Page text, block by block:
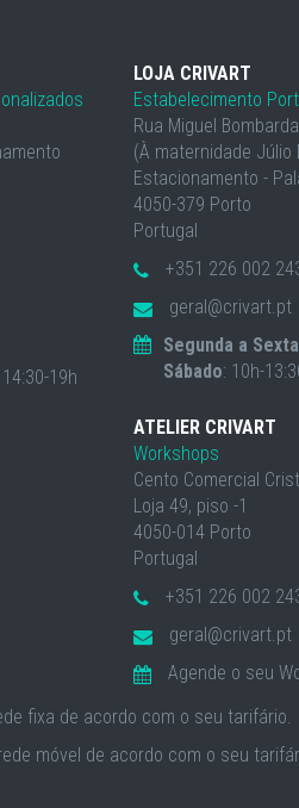
19h
LOJA CRIVART
Estabelecimento
Rua Miguel
(À maternidade Júlio
Estacionamento -
4050-379 Porto
Portugal
+351 226 002
geral@crivart.pt
Segunda a Sexta
Sábado: 10h-
ATELIER CRIVART
Workshops
Cento Comercial
Loja 49, piso -1
4050-014 Porto
Portugal
+351 226 002
geral@crivart.pt
Agende o seu
fixa de acordo com o seu tarifário.
móvel de acordo com o seu